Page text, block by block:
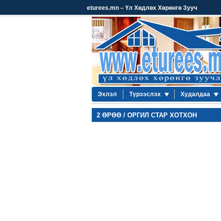
eturees.mn – Үл Хөдлөх Хөрөнгө Зууч
Эхлэл Түрээслэх Худалдаа
2 ӨРӨӨ / ОРГИЛ СТАР ХОТХОН